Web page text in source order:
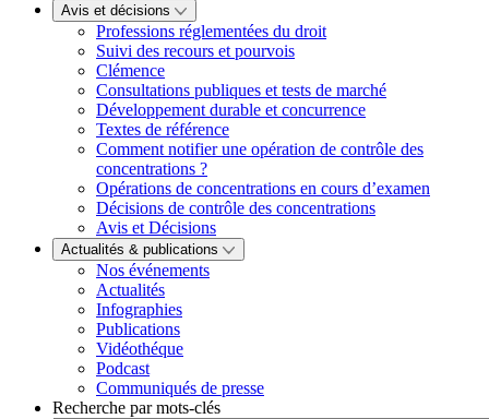
Avis et décisions
Professions réglementées du droit
Suivi des recours et pourvois
Clémence
Consultations publiques et tests de marché
Développement durable et concurrence
Textes de référence
Comment notifier une opération de contrôle des
concentrations ?
Opérations de concentrations en cours d’examen
Décisions de contrôle des concentrations
Avis et Décisions
Actualités & publications
Nos événements
Actualités
Infographies
Publications
Vidéothéque
Podcast
Communiqués de presse
Recherche par mots-clés